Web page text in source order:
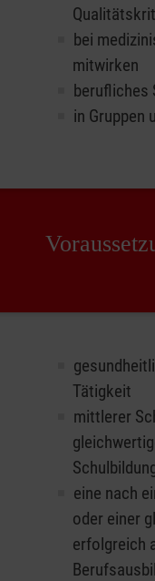
bei
mitwirken
berufliches
in Gruppen
Tätigkeit
mittlerer
eine nach
oder einer
erfolgreich